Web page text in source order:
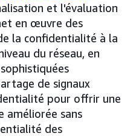
et l'évaluation
en œuvre des
la confidentialité à la
du réseau, en
de signaux
pour offrir une
améliorée sans
des